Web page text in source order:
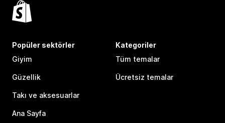
Popüler sektörler
Giyim
Güzellik
Takı ve aksesuarlar
Ana Sayfa
Kategoriler
Tüm temalar
Ücretsiz temalar